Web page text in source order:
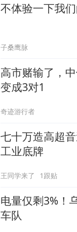
不体验一下我们
子桑鹰脉
高市赌输了，
变成3对1
奇迹游行者
七十万造高超
工业底牌
王同学来了 1跟贴
电量仅剩3%！
车队